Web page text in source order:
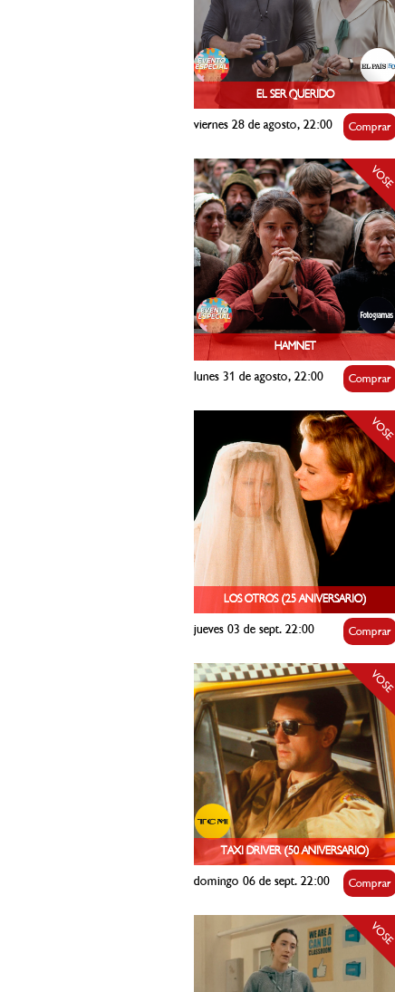
EL SER QUERIDO
viernes 28 de agosto, 22:00 Comprar
HAMNET
VOSE
lunes 31 de agosto, 22:00 Comprar
LOS OTROS (25 ANIVERSARIO)
VOSE
jueves 03 de sept. 22:00 Comprar
TAXI DRIVER (50 ANIVERSARIO)
VOSE
domingo 06 de sept. 22:00 Comprar
VOSE